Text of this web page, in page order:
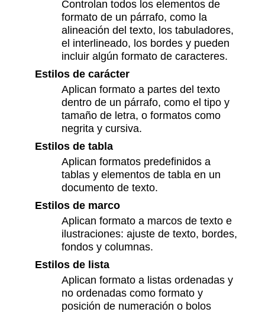
Controlan todos los elementos de
formato de un párrafo, como la
alineación del texto, los tabuladores,
el interlineado, los bordes y pueden
incluir algún formato de caracteres.
Estilos de carácter
Aplican formato a partes del texto
dentro de un párrafo, como el tipo y
tamaño de letra, o formatos como
negrita y cursiva.
Estilos de tabla
Aplican formatos predefinidos a
tablas y elementos de tabla en un
documento de texto.
Estilos de marco
Aplican formato a marcos de texto e
ilustraciones: ajuste de texto, bordes,
fondos y columnas.
Estilos de lista
Aplican formato a listas ordenadas y
no ordenadas como formato y
posición de numeración o bolos